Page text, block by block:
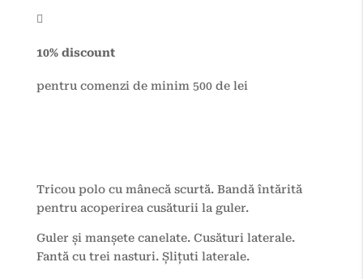

10% discount
pentru comenzi de minim 500 de lei
Tricou polo cu mânecă scurtă. Bandă întărită
pentru acoperirea cusăturii la guler.
Guler și manșete canelate. Cusături laterale.
Fantă cu trei nasturi. Șlițuti laterale.